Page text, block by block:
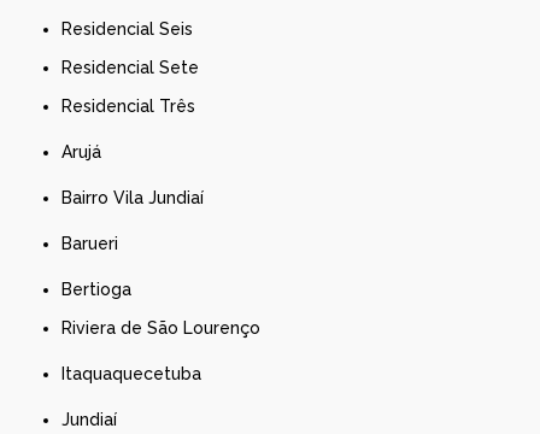
Residencial Seis
Residencial Sete
Residencial Três
Arujá
Bairro Vila Jundiaí
Barueri
Bertioga
Riviera de São Lourenço
Itaquaquecetuba
Jundiaí